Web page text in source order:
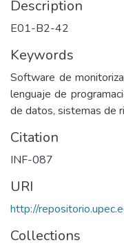
Description
E01-B2-42
Keywords
Software de
lenguaje de
de datos, sistemas de
Citation
INF-087
URI
http://
Collections